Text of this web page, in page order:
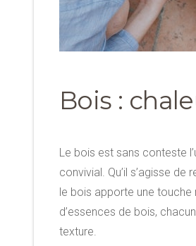
Bois :
Le bois est sans conteste
convivial. Qu’il s’agisse
le bois apporte une touche
d’essences de bois,
texture.